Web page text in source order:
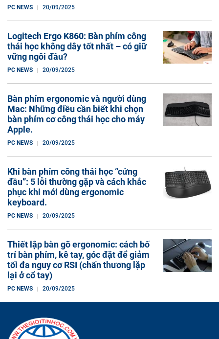
PC NEWS 20/09/2025
Logitech Ergo K860: Bàn phím công
thái học không dây tốt nhất – có giữ
vững ngôi đầu?
PC NEWS 20/09/2025
Bàn phím ergonomic và người dùng
Mac: Những điều cần biết khi chọn
bàn phím cơ công thái học cho máy
Apple.
PC NEWS 20/09/2025
Khi bàn phím công thái học “cứng
đầu”: 5 lỗi thường gặp và cách khắc
phục khi mới dùng ergonomic
keyboard.
PC NEWS 20/09/2025
Thiết lập bàn gõ ergonomic: cách bố
trí bàn phím, kê tay, góc đặt để giảm
tối đa nguy cơ RSI (chấn thương lặp
lại ở cổ tay)
PC NEWS 20/09/2025